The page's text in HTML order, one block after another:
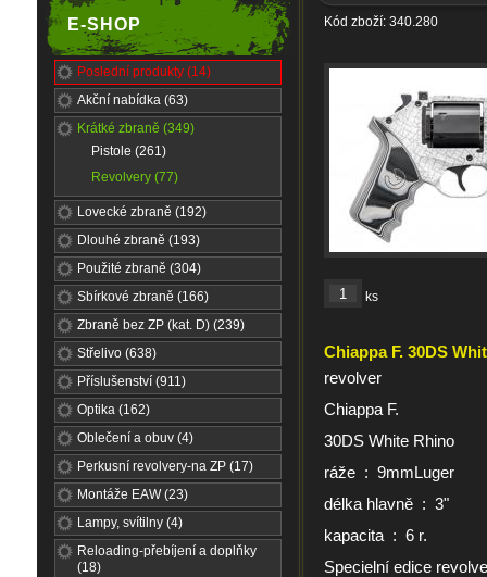
E-SHOP
Poslední produkty (14)
Akční nabídka (63)
Krátké zbraně (349)
Pistole (261)
Revolvery (77)
Lovecké zbraně (192)
Dlouhé zbraně (193)
Použité zbraně (304)
Sbírkové zbraně (166)
Zbraně bez ZP (kat. D) (239)
Střelivo (638)
Příslušenství (911)
Optika (162)
Oblečení a obuv (4)
Perkusní revolvery-na ZP (17)
Montáže EAW (23)
Lampy, svítilny (4)
Reloading-přebíjení a doplňky
(18)
Kód zboží: 340.280
ks
Chiappa F. 30DS
revolver
Chiappa F.
30DS White Rhino
ráže : 9mmLuger
délka hlavně : 3"
kapacita : 6 r.
Specielní edice